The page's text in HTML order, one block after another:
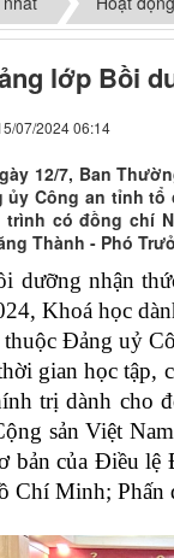
lớp Bồi
07/2024 06:14
12/7, Ban
ủy Công an tỉnh tổ
có đồng chí
Thành - Phó
dưỡng nhận
Khoá học
thuộc Đảng uỷ
gian học tập,
trị dành cho
sản Việt
bản của Điều lệ
Chí Minh; Phấn